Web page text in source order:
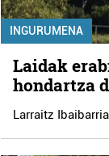
INGURUMENA
Laidak
hondartza
Larraitz